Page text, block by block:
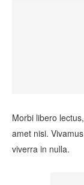
Morbi libero
amet nisi.
viverra in nulla.